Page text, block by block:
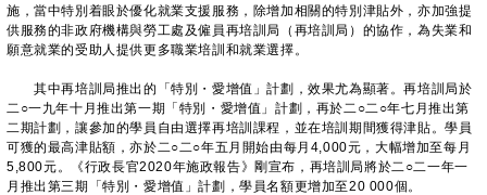
施，當中特別着眼於優化就業支援服務，除增加相關的特別津貼外，亦加強提
供服務的非政府機構與勞工處及僱員再培訓局（再培訓局）的協作，為失業和
願意就業的受助人提供更多職業培訓和就業選擇。
其中再培訓局推出的「特別・愛增值」計劃，效果尤為顯著。再培訓局於
二○一九年十月推出第一期「特別・愛增值」計劃，再於二○二○年七月推出第
二期計劃，讓參加的學員自由選擇再培訓課程，並在培訓期間獲得津貼。學員
可獲的最高津貼額，亦於二○二○年五月開始由每月4,000元，大幅增加至每月
5,800元。《行政長官2020年施政報告》剛宣布，再培訓局將於二○二一年一
月推出第三期「特別・愛增值」計劃，學員名額更增加至20 000個。